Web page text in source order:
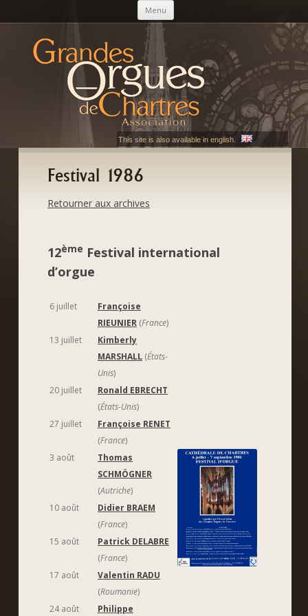
Menu Aller au contenu principal
AGOC
Les Grandes Orgues de Chartres
This site is also available in english.
Festival 1986
Retourner aux archives
12ème Festival international
d’orgue
6 juillet
Françoise
RIEUNIER (France)
13 juillet
Kimberly
MARSHALL (États-
Unis)
20 juillet
Ronald EBRECHT
(États-Unis)
27 juillet
Françoise RENET
(France)
3 août
Thomas
SCHMÖGNER
(Autriche)
10 août
Didier BRAEM
(France)
15 août
Patrick DELABRE
(France)
17 août
Valentin RADU
(Roumanie)
24 août
Philippe